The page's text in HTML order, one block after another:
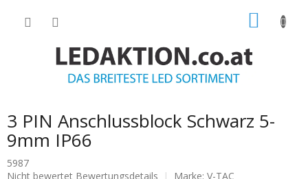
3 PIN Anschlussblock Schwarz 5-
9mm IP66
5987
Die
Nicht bewertet Bewertungsdetails Marke: V-TAC